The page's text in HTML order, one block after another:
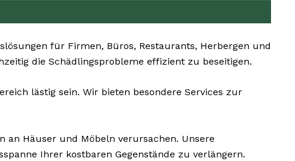
für Firmen, Büros, Restaurants, Herbergen und
die Schädlingsprobleme effizient zu beseitigen.
lästig sein. Wir bieten besondere Services zur
Häuser und Möbeln verursachen. Unsere
Ihrer kostbaren Gegenstände zu verlängern.